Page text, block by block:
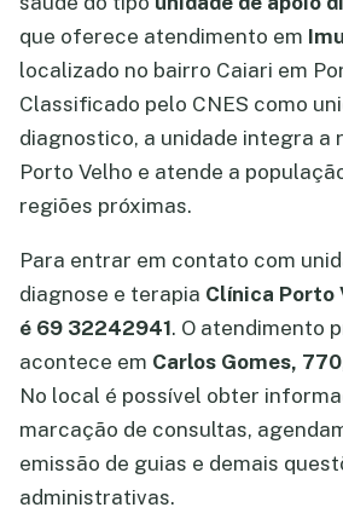
que oferece atendimento em
localizado no bairro Caiari em
Classificado pelo CNES como
diagnostico, a unidade integra a
Porto Velho e atende a
regiões próximas.
Para entrar em contato com
diagnose e terapia Clínica Porto
é 69 32242941. O atendimento
acontece em Carlos Gomes, 770
No local é possível obter
marcação de consultas,
emissão de guias e demais
administrativas.